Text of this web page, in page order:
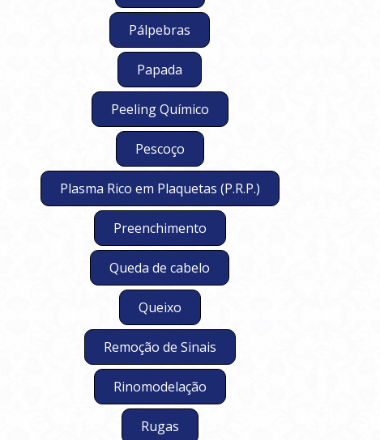
Pálpebras
Papada
Peeling Químico
Pescoço
Plasma Rico em Plaquetas (P.R.P.)
Preenchimento
Queda de cabelo
Queixo
Remoção de Sinais
Rinomodelação
Rugas